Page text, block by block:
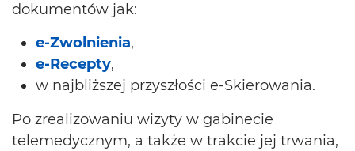
dokumentów jak:
e-Zwolnienia,
e-Recepty,
w najbliższej przyszłości e-Skierowania.
Po zrealizowaniu wizyty w gabinecie
telemedycznym, a także w trakcie jej trwania,